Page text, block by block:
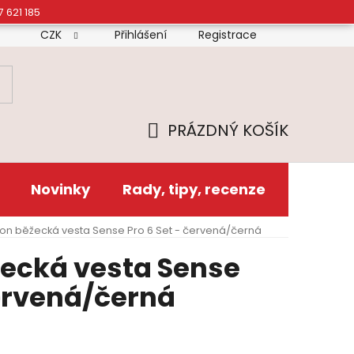
621 185
Doprava Platba Reklamační řád
CZK Přihlášení Registrace
KOŠÍK
PRÁZDNÝ KOŠÍK
Novinky Rady, tipy, recenze
běžecká vesta Sense Pro 6 Set - červená/černá
vesta Sense
černá